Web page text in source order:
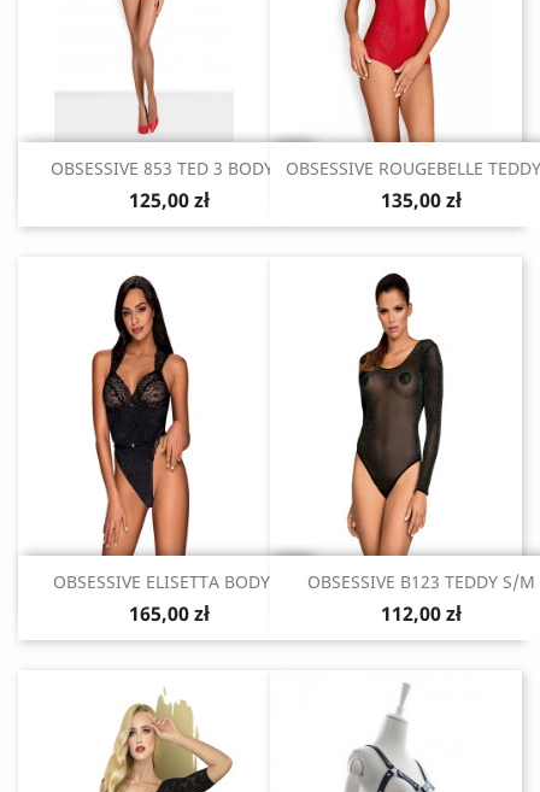
Szybki podgląd
OBSESSIVE 853 TED 3 BODY...
125,00 zł
Szybki podgląd
OBSESSIVE ROUGEBELLE
135,00 zł
Szybki podgląd
OBSESSIVE ELISETTA BODY...
165,00 zł
Szybki podgląd
OBSESSIVE B123 TEDDY S/M
112,00 zł